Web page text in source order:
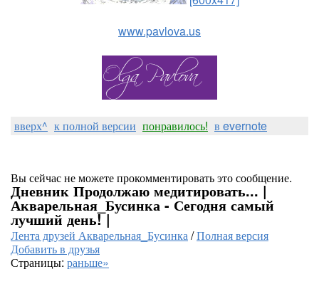
www.pavlova.us
вверх^ к полной версии понравилось! в evernote
Вы сейчас не можете прокомментировать это сообщение.
Дневник Продолжаю медитировать... |
Акварельная_Бусинка - Сегодня самый
лучший день! |
Лента друзей Акварельная_Бусинка/Полная версия
Добавить в друзья
Страницы: раньше»